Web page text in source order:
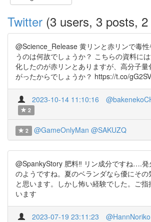
Twitter (3 users, 3 posts,
@Science_Release 黄リンと赤リンで毒
うのは何故でしょうか？ こちらの資料に
化したのが赤リンとありますが、高分子
がったからでしょうか？ https://t.co/
2023-10-14 11:10:16
2
2 @GameOnlyMan @SAKUZQ
@SpankyStory 肥料‼︎ リン成分ですね….発
のようですね。夏のベランダなら優にその
と思います。しかし怖い経験でした。ご
います
2023-07-19 23:11:23 @HannNoriko